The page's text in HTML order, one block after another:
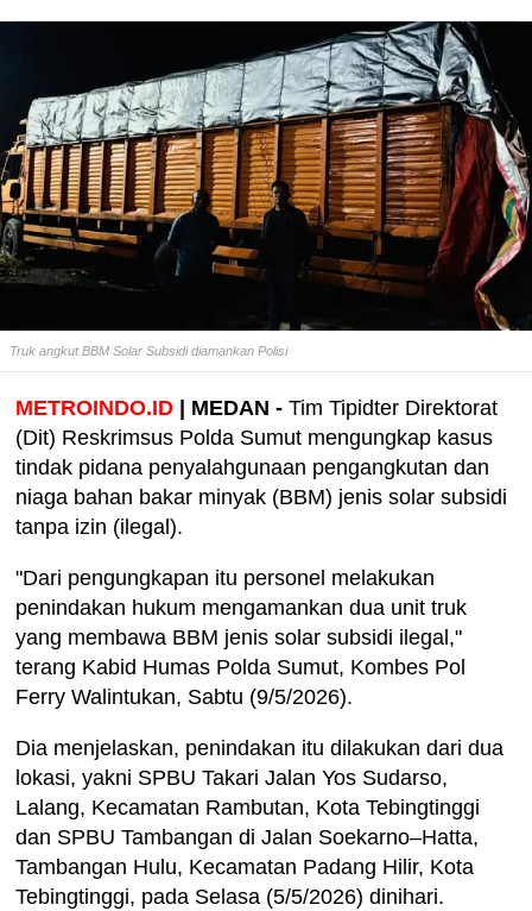
Truk angkut BBM Solar Subsidi diamankan Polisi
METROINDO.ID | MEDAN - Tim Tipidter Direktorat
(Dit) Reskrimsus Polda Sumut mengungkap kasus
tindak pidana penyalahgunaan pengangkutan dan
niaga bahan bakar minyak (BBM) jenis solar subsidi
tanpa izin (ilegal).
"Dari pengungkapan itu personel melakukan
penindakan hukum mengamankan dua unit truk
yang membawa BBM jenis solar subsidi ilegal,"
terang Kabid Humas Polda Sumut, Kombes Pol
Ferry Walintukan, Sabtu (9/5/2026).
Dia menjelaskan, penindakan itu dilakukan dari dua
lokasi, yakni SPBU Takari Jalan Yos Sudarso,
Lalang, Kecamatan Rambutan, Kota Tebingtinggi
dan SPBU Tambangan di Jalan Soekarno–Hatta,
Tambangan Hulu, Kecamatan Padang Hilir, Kota
Tebingtinggi, pada Selasa (5/5/2026) dinihari.